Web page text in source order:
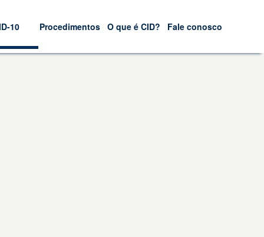
10 Procedimentos O que é CID? Fale conosco